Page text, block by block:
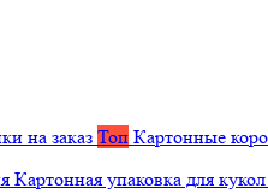
на заказ Топ Картонные
Картонная упаковка для кукол